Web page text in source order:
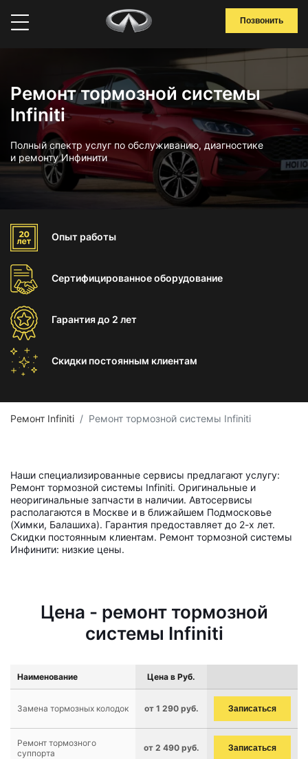
Позвонить
Ремонт тормозной системы
Infiniti
Полный спектр услуг по обслуживанию, диагностике
и ремонту Инфинити
Опыт работы
Сертифицированноеоборудование
Гарантиядо 2 лет
Скидки постоянным клиентам
Ремонт Infiniti Ремонт тормозной системы Infiniti
Наши специализированные сервисы предлагают услугу:
Ремонт тормозной системы Infiniti. Оригинальные и
неоригинальные запчасти в наличии. Автосервисы
располагаются в Москве и в ближайшем Подмосковье
(Химки, Балашиха). Гарантия предоставляет до 2-х лет.
Скидки постоянным клиентам. Ремонт тормозной системы
Инфинити: низкие цены.
Цена - ремонт тормозной
системы Infiniti
Наименование Цена в Руб.
Замена тормозных колодок от 1 290 руб. Записаться
Ремонт тормозного
суппорта
от 2 490 руб. Записаться